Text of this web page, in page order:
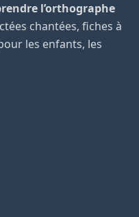
l’orthographe
chantées, fiches à
les enfants, les